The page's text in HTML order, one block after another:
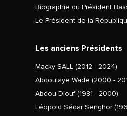
Biographie du Président
Le Président de la
Les anciens Présidents
Macky SALL (2012 - 2024)
Abdoulaye Wade (2000 -
Abdou Diouf (1981 - 2000)
Léopold Sédar Senghor